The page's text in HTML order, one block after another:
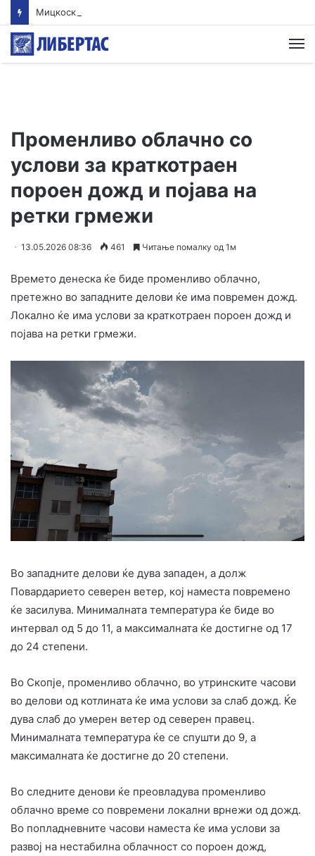
Променливо облачно со
услови за краткотраен
пороен дожд и појава на
ретки грмежи
13.05.2026 08:36 461 Читање помалку од 1м
Времето денеска ќе биде променливо облачно,
претежно во западните делови ќе има повремен дожд.
Локално ќе има услови за краткотраен пороен дожд и
појава на ретки грмежи.
Во западните делови ќе дува западен, а долж
Повардарието северен ветер, кој наместа повремено
ќе засилува. Минималната температура ќе биде во
интервал од 5 до 11, а максималната ќе достигне од 17
до 24 степени.
Во Скопје, променливо облачно, во утринските часови
во делови од котлината ќе има услови за слаб дожд. Ќе
дува слаб до умерен ветер од северен правец.
Минималната температура ќе се спушти до 9, а
максималната ќе достигне до 20 степени.
Во следните денови ќе преовладува променливо
облачно време со повремени локални врнежи од дожд.
Во попладневните часови наместа ќе има услови за
развој на нестабилна облачност со пороен дожд,